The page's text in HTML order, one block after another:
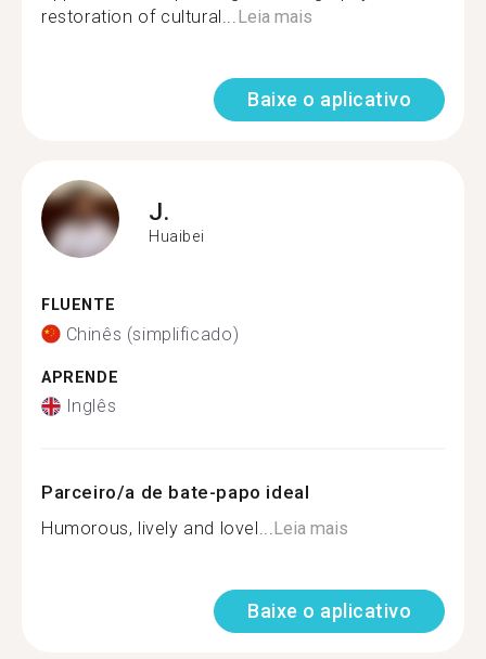
restoration of cultural...Leia mais
Baixe o aplicativo
J.
Huaibei
FLUENTE
Chinês (simplificado)
APRENDE
Inglês
Parceiro/a de bate-papo ideal
Humorous, lively and lovel...Leia mais
Baixe o aplicativo